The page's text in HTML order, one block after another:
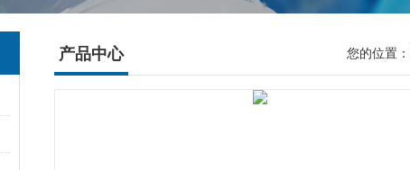
产品中心 您的位置：